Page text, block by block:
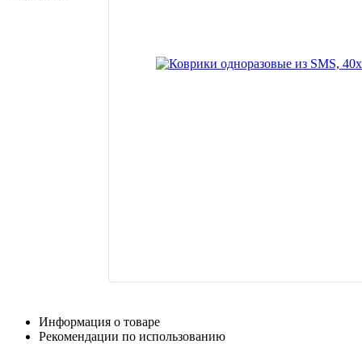
Информация о товаре
Рекомендации по использованию